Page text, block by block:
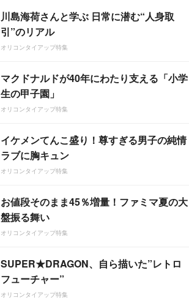
川島海荷さんと学ぶ 日常に潜む“人身取
引”のリアル
オリコンタイアップ特集
マクドナルドが40年にわたり支える「小学
生の甲子園」
オリコンタイアップ特集
イケメンてんこ盛り！尊すぎる男子の純情
ラブに胸キュン
オリコンタイアップ特集
お値段そのまま45％増量！ファミマ夏の大
盤振る舞い
オリコンタイアップ特集
SUPER★DRAGON、自ら描いた”レトロ
フューチャー”
オリコンタイアップ特集